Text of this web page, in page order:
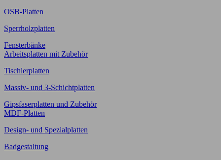
OSB-Platten
Sperrholzplatten
Fensterbänke
Arbeitsplatten mit Zubehör
Tischlerplatten
Massiv- und 3-Schichtplatten
Gipsfaserplatten und Zubehör
MDF-Platten
Design- und Spezialplatten
Badgestaltung